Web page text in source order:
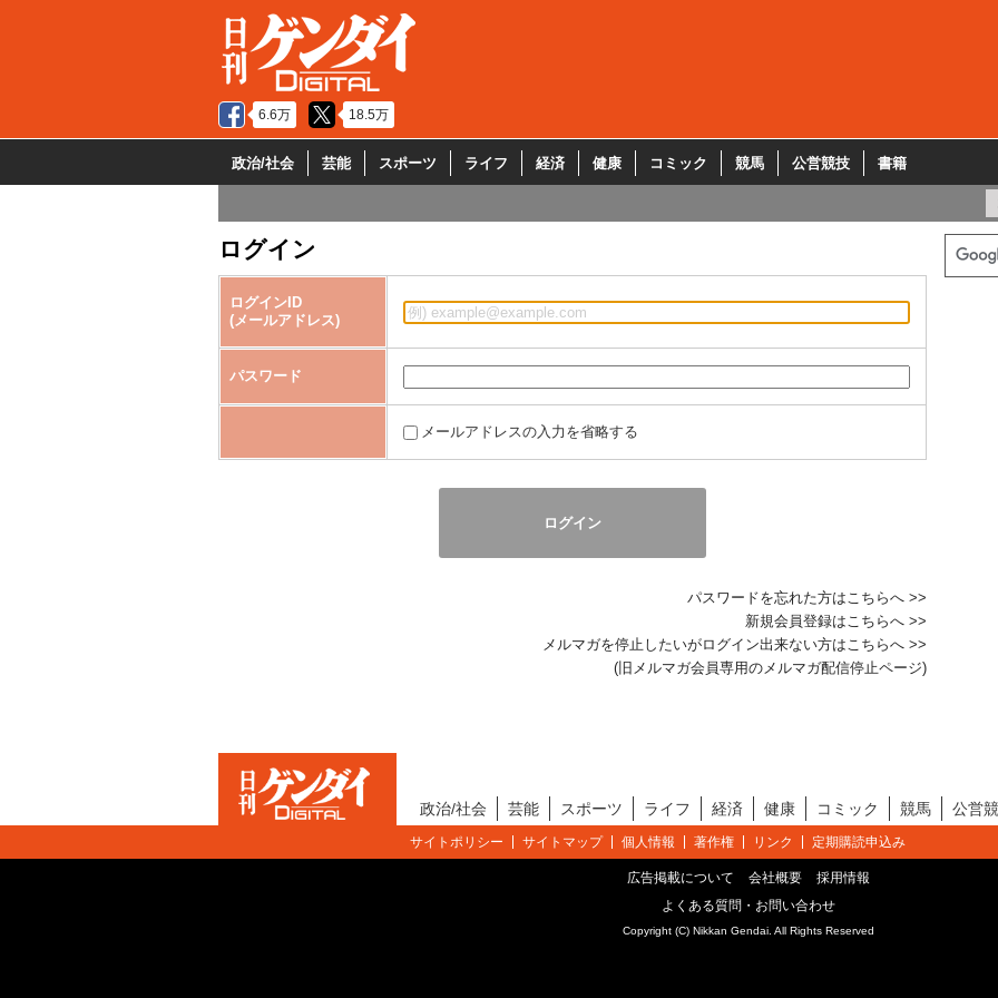
6.6万 18.5万
政治/社会 芸能 スポーツ ライフ 経済 健康 コミック 競馬 公営競技 書籍
ログイン
ログインID
(メールアドレス)
パスワード
メールアドレスの入力を省略する
パスワードを忘れた方はこちらへ >>
新規会員登録はこちらへ >>
メルマガを停止したいがログイン出来ない方はこちらへ >>
(旧メルマガ会員専用のメルマガ配信停止ページ)
政治/社会 芸能 スポーツ ライフ 経済 健康 コミック 競馬 公営
サイトポリシー サイトマップ 個人情報 著作権 リンク 定期購読申込み
広告掲載について 会社概要
採用情報
よくある質問・お問い合わせ
Copyright (C) Nikkan Gendai. All Rights Reserved